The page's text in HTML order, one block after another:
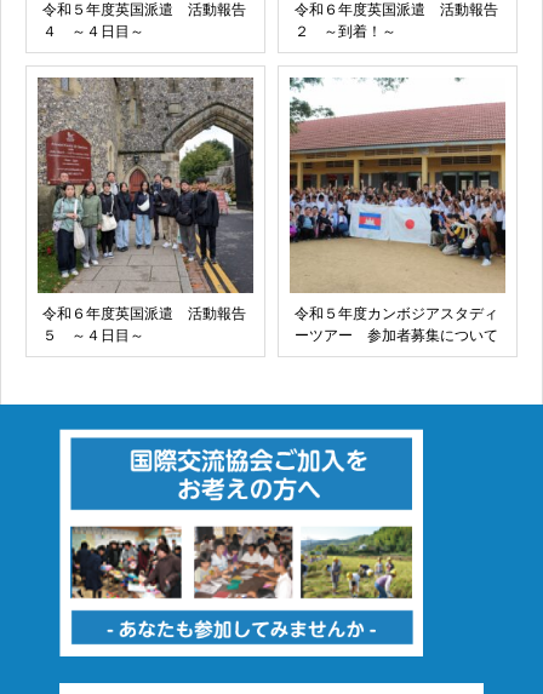
令和５年度英国派遣 活動報告
４ ～４日目～
令和６年度英国派遣 活動報告
２ ～到着！～
令和６年度英国派遣 活動報告
５ ～４日目～
令和５年度カンボジアスタディ
ーツアー 参加者募集について